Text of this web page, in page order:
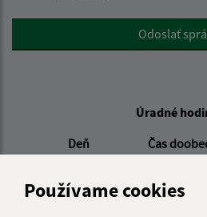
Používame cookies
Google reCaptcha ResponseOdoslať
Úradné
Deň
Čas
Utorok: